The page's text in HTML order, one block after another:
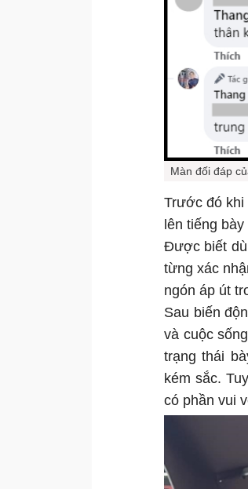
Màn đối đáp
Trước đó khi
lên tiếng
Được biết dù
từng xác
ngón áp út
Sau biến
và cuộc
trạng thái
kém sắc.
có phần vui